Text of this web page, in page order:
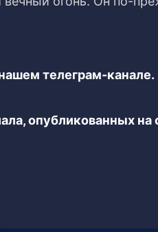
телеграм-канале.
опубликованных